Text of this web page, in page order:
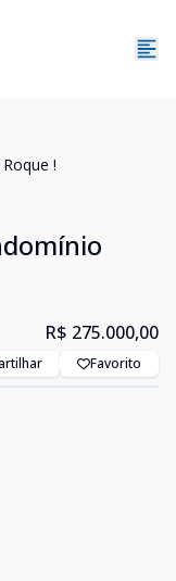
!
R$ 275.000,00
Favorito